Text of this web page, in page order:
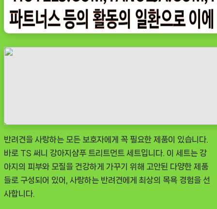
인
기
상
품]
샴
푸
트
리
반려견을 사랑하는 모든 보호자에게 꼭 필요한 제품이 있습니다.
바로 TS 써니 강아지샴푸 트리트먼트 세트입니다. 이 세트는 강
아지의 피부와 모질을 건강하게 가꾸기 위해 고안된 다양한 제품
들로 구성되어 있어, 사랑하는 반려견에게 최상의 목욕 경험을 선
사합니다.